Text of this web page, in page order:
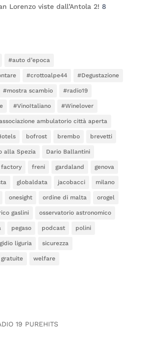
Lorenzo viste dall’Antola 2! 8
#auto d’epoca
#crottoalpe44 #Degustazione
#mostra scambio #radio19
#VinoItaliano #Winelover
ambulatorio città aperta
bofrost brembo brevetti
alla Spezia Dario Ballantini
factory freni gardaland genova
globaldata jacobacci milano
onesight ordine di malta orogel
gaslini osservatorio astronomico
pegaso podcast polini
liguria sicurezza
welfare
19 PUREHITS